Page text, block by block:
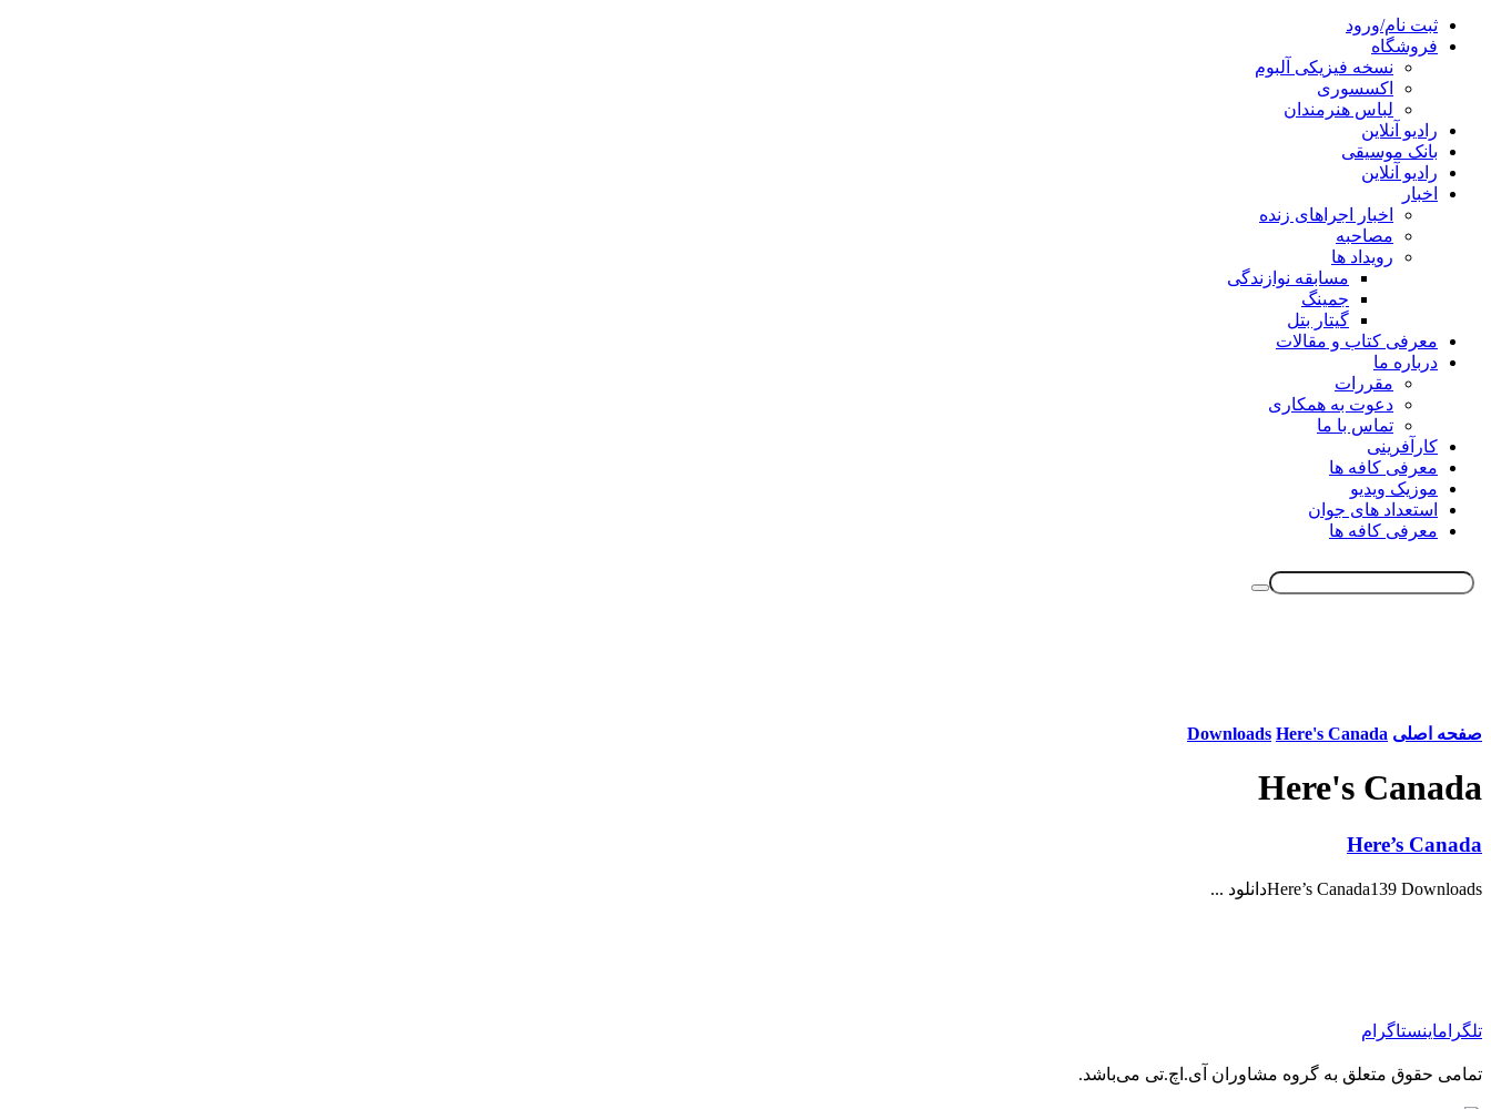
ثبت نام/ورود
فروشگاه
نسخه فیزیکی آلبوم
اکسسوری
لباس هنرمندان
رادیو آنلاین
بانک موسیقی
رادیو آنلاین
اخبار
اخبار اجراهای زنده
مصاحبه
رویداد ها
مسابقه نوازندگی
جمینگ
گیتار بتل
معرفی کتاب و مقالات
درباره ما
مقررات
دعوت به همکاری
تماس با ما
کارآفرینی
معرفی کافه ها
موزیک ویدیو
استعداد های جوان
معرفی کافه ها
صفحه اصلی Downloads Here's Canada
Here's Canada
Here’s Canada
Here’s Canada139 Downloadsدانلود ...
تلگراماینستاگرام
تمامی حقوق متعلق به گروه مشاوران آی.اچ.تی می‌باشد.